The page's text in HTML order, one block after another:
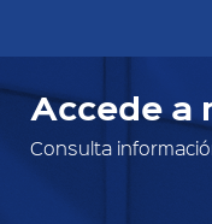
Accede a
Consulta